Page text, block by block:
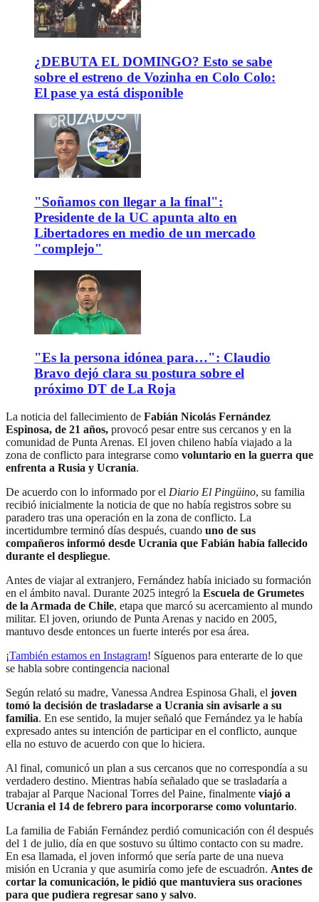
¿DEBUTA EL DOMINGO? Esto se sabe
sobre el estreno de Vozinha en Colo Colo:
El pase ya está disponible
"Soñamos con llegar a la final":
Presidente de la UC apunta alto en
Libertadores en medio de un mercado
"complejo"
"Es la persona idónea para…": Claudio
Bravo dejó clara su postura sobre el
próximo DT de La Roja
La noticia del fallecimiento de Fabián Nicolás Fernández
Espinosa, de 21 años, provocó pesar entre sus cercanos y en la
comunidad de Punta Arenas. El joven chileno había viajado a la
zona de conflicto para integrarse como voluntario en la guerra que
enfrenta a Rusia y Ucrania.
De acuerdo con lo informado por el Diario El Pingüino, su familia
recibió inicialmente la noticia de que no había registros sobre su
paradero tras una operación en la zona de conflicto. La
incertidumbre terminó días después, cuando uno de sus
compañeros informó desde Ucrania que Fabián había fallecido
durante el despliegue.
Antes de viajar al extranjero, Fernández había iniciado su formación
en el ámbito naval. Durante 2025 integró la Escuela de Grumetes
de la Armada de Chile, etapa que marcó su acercamiento al mundo
militar. El joven, oriundo de Punta Arenas y nacido en 2005,
mantuvo desde entonces un fuerte interés por esa área.
¡También estamos en Instagram! Síguenos para enterarte de lo que
se habla sobre contingencia nacional
Según relató su madre, Vanessa Andrea Espinosa Ghali, el joven
tomó la decisión de trasladarse a Ucrania sin avisarle a su
familia. En ese sentido, la mujer señaló que Fernández ya le había
expresado antes su intención de participar en el conflicto, aunque
ella no estuvo de acuerdo con que lo hiciera.
Al final, comunicó un plan a sus cercanos que no correspondía a su
verdadero destino. Mientras había señalado que se trasladaría a
trabajar al Parque Nacional Torres del Paine, finalmente viajó a
Ucrania el 14 de febrero para incorporarse como voluntario.
La familia de Fabián Fernández perdió comunicación con él después
del 1 de julio, día en que sostuvo su último contacto con su madre.
En esa llamada, el joven informó que sería parte de una nueva
misión en Ucrania y que asumiría como jefe de escuadrón. Antes de
cortar la comunicación, le pidió que mantuviera sus oraciones
para que pudiera regresar sano y salvo.